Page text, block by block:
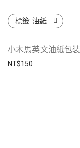
標籤: 油紙
小木馬英文油紙包
NT$150